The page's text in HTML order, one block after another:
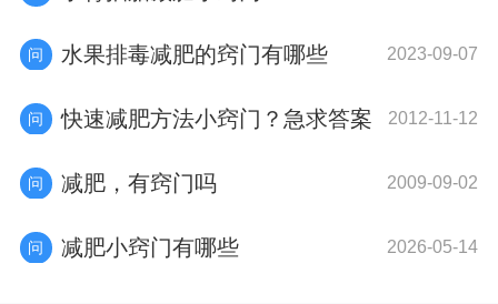
2023-09-07
水果排毒减肥的窍门有哪些
2012-11-12
快速减肥方法小窍门？急求答案
2009-09-02
减肥，有窍门吗
2026-05-14
减肥小窍门有哪些